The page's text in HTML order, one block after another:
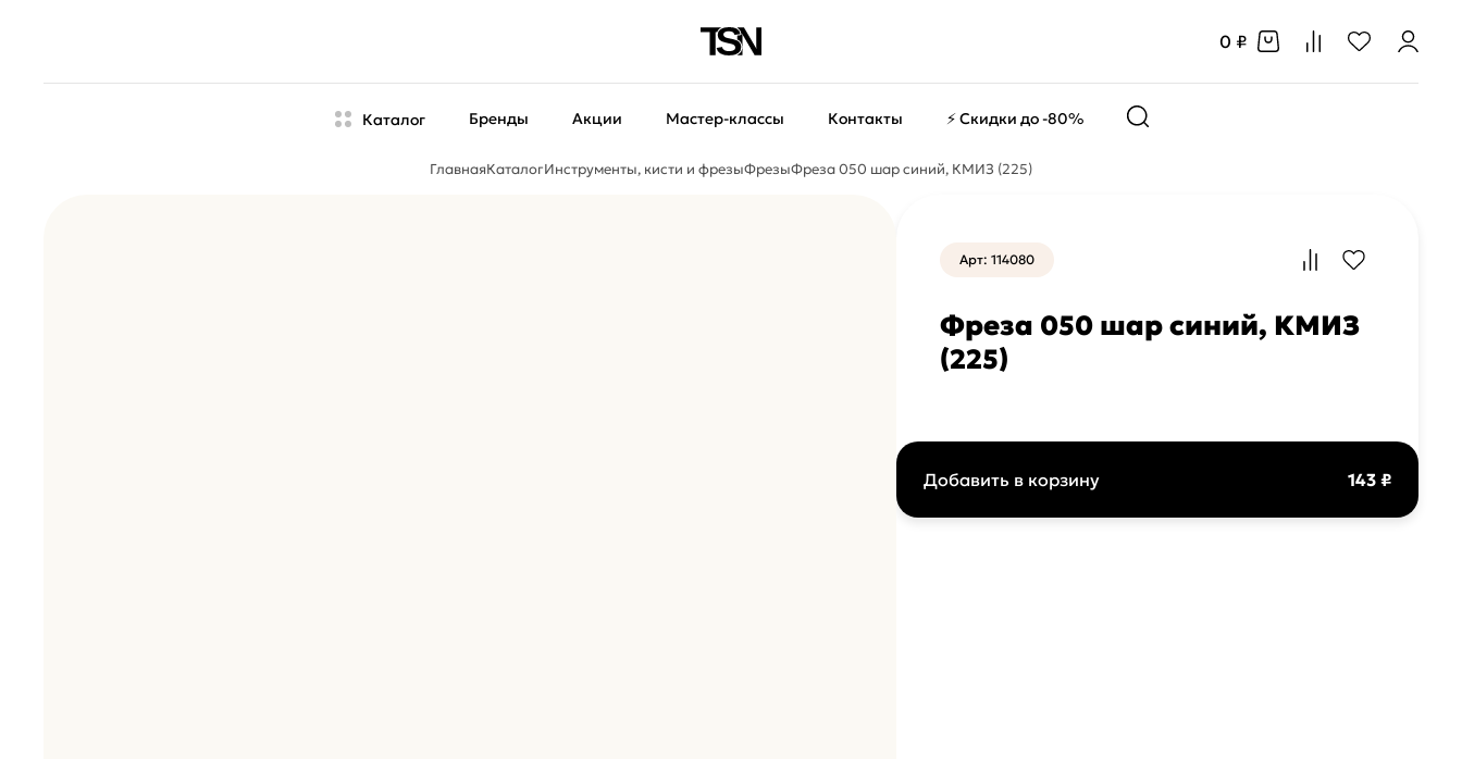
0 ₽
Каталог Бренды Акции Мастер-классы Контакты ⚡ Скидки до -80%
ГлавнаяКаталогИнструменты, кисти и фрезыФрезыФреза 050 шар синий, КМИЗ (225)
Арт: 114080
Фреза 050 шар синий, КМИЗ
(225)
Добавить в корзину 143 ₽